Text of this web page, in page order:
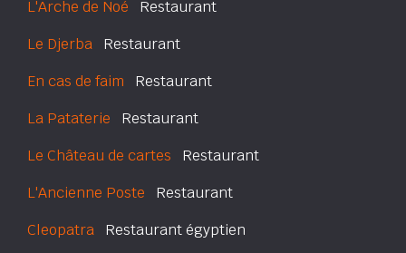
L'Arche de Noé Restaurant
Le Djerba Restaurant
En cas de faim Restaurant
La Pataterie Restaurant
Le Château de cartes Restaurant
L'Ancienne Poste Restaurant
Cleopatra Restaurant égyptien